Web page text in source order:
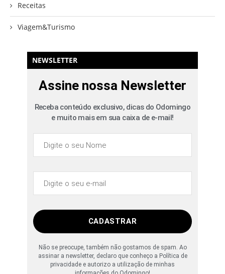
Receitas
Viagem&Turismo
NEWSLETTER
Assine nossa Newsletter
Receba conteúdo exclusivo, dicas do Odomingo
e muito mais em sua caixa de e-mail!
CADASTRAR
Não se preocupe, também não gostamos de spam. Ao
assinar a newsletter, declaro que conheço a Política de
privacidade e autorizo a utilização de minhas